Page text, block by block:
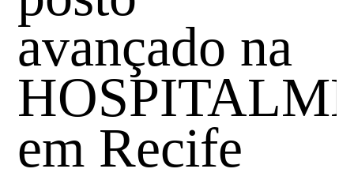
avançado na
em Recife